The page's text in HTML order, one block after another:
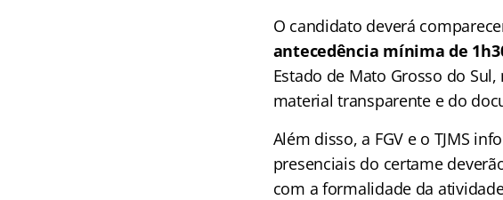
O candidato deverá
antecedência mínima de
Estado de Mato Grosso do
material transparente e do
Além disso, a FGV e o TJMS
presenciais do certame
com a formalidade da